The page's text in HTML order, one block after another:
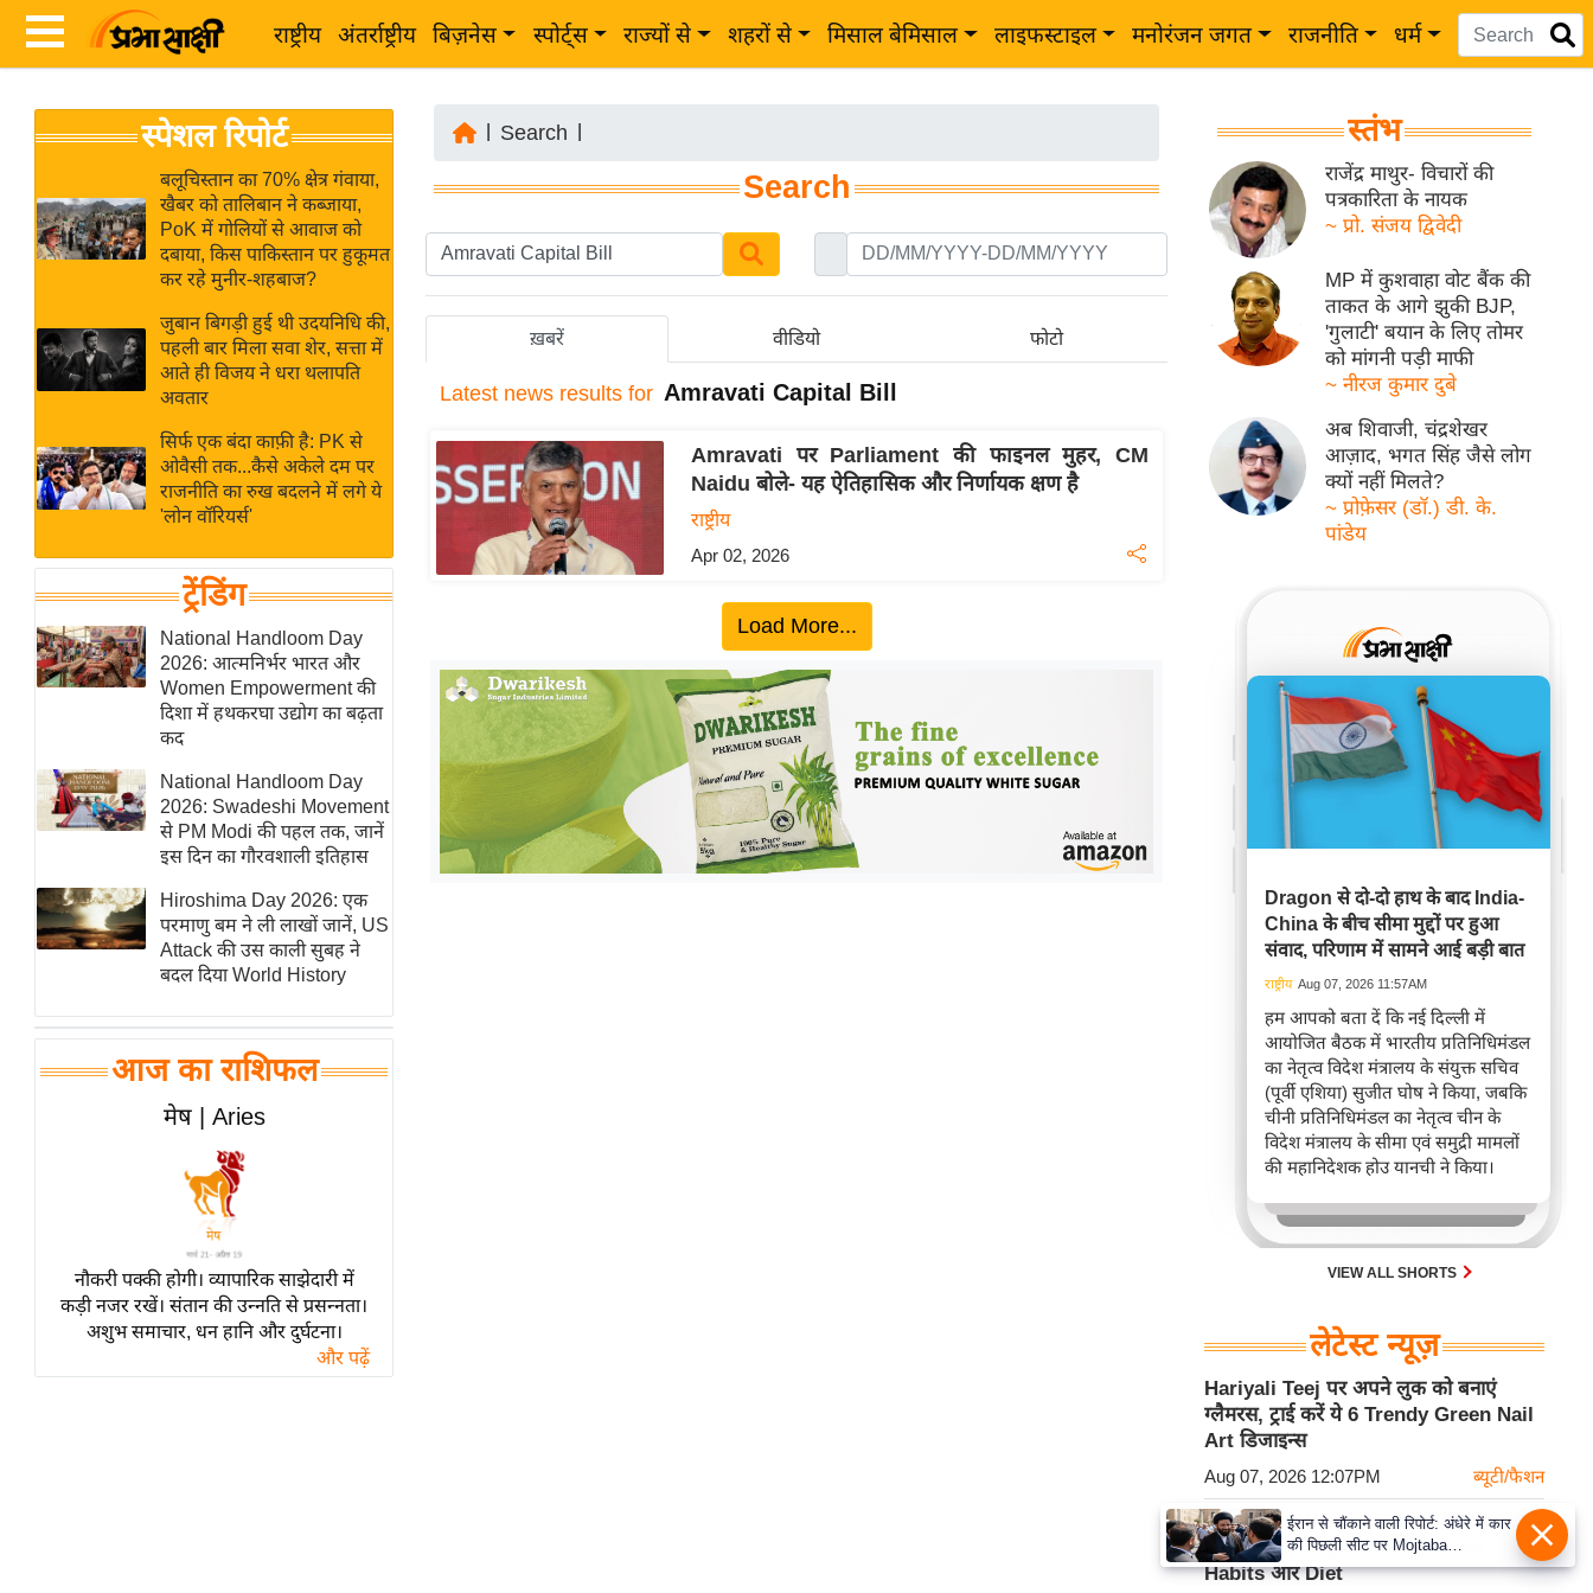
राष्ट्रीय अंतर्राष्ट्रीय बिज़नेस स्पोर्ट्स राज्यों से शहरों से मिसाल बेमिसाल लाइफस्टाइल मनोरंजन जगत राजनीति धर्म
News
Hindi
Hindi
Live
News in
Hindi
News
Hindi
Videos
ब
र
अंतर्राष्ट्रीय
बिज़नेस
उद्योग
विशेषज्ञ
राय
खेल
क्रिकेट
IPL
2026
मिसाल बेमिसाल
शख्सियत
यंग इंडिया
साहित्य जगत
ऑटो वर्ल्ड
न्यूज ब्रीफ
बॉलीवुड
हॉलीवुड
फिल्म समीक्षा
लाइफस्टाइल
टेक्नॉलॉजी
ब्यूटी/फैशन
घरेलू नुस्खे
स्पेशल रिपोर्ट
बलूचिस्तान का 70% क्षेत्र गंवाया,
खैबर को तालिबान ने कब्जाया,
PoK में गोलियों से आवाज को
दबाया, किस पाकिस्तान पर हुकूमत
कर रहे मुनीर-शहबाज?
जुबान बिगड़ी हुई थी उदयनिधि की,
पहली बार मिला सवा शेर, सत्ता में
आते ही विजय ने धरा थलापति
अवतार
सिर्फ एक बंदा काफ़ी है: PK से
ओवैसी तक...कैसे अकेले दम पर
राजनीति का रुख बदलने में लगे ये
'लोन वॉरियर्स'
ट्रेंडिंग
National Handloom Day
2026: आत्मनिर्भर भारत और
Women Empowerment की
दिशा में हथकरघा उद्योग का बढ़ता
कद
National Handloom Day
2026: Swadeshi Movement
से PM Modi की पहल तक, जानें
इस दिन का गौरवशाली इतिहास
Hiroshima Day 2026: एक
परमाणु बम ने ली लाखों जानें, US
Attack की उस काली सुबह ने
बदल दिया World History
आज का राशिफल
मेष | Aries
नौकरी पक्की होगी। व्यापारिक साझेदारी में
कड़ी नजर रखें। संतान की उन्नति से प्रसन्नता।
अशुभ समाचार, धन हानि और दुर्घटना।
और पढ़ें
Search
Search
ख़बरें वीडियो फोटो
Latest news results for Amravati Capital Bill
Amravati पर Parliament की फाइनल मुहर, CM
Naidu बोले- यह ऐतिहासिक और निर्णायक क्षण है
राष्ट्रीय
Apr 02, 2026
Load More...
स्तंभ
राजेंद्र माथुर- विचारों की
पत्रकारिता के नायक
~ प्रो. संजय द्विवेदी
MP में कुशवाहा वोट बैंक की
ताकत के आगे झुकी BJP,
'गुलाटी' बयान के लिए तोमर
को मांगनी पड़ी माफी
~ नीरज कुमार दुबे
अब शिवाजी, चंद्रशेखर
आज़ाद, भगत सिंह जैसे लोग
क्यों नहीं मिलते?
~ प्रोफ़ेसर (डॉ.) डी. के.
पांडेय
Dragon से दो-दो हाथ के बाद India-
China के बीच सीमा मुद्दों पर हुआ
संवाद, परिणाम में सामने आई बड़ी बात
राष्ट्रीय Aug 07, 2026 11:57AM
हम आपको बता दें कि नई दिल्ली में
आयोजित बैठक में भारतीय प्रतिनिधिमंडल
का नेतृत्व विदेश मंत्रालय के संयुक्त सचिव
(पूर्वी एशिया) सुजीत घोष ने किया, जबकि
चीनी प्रतिनिधिमंडल का नेतृत्व चीन के
विदेश मंत्रालय के सीमा एवं समुद्री मामलों
की महानिदेशक होउ यानची ने किया।
VIEW ALL SHORTS
लेटेस्ट न्यूज़
Hariyali Teej पर अपने लुक को बनाएं
ग्लैमरस, ट्राई करें ये 6 Trendy Green Nail
Art डिजाइन्स
Aug 07, 2026 12:07PM ब्यूटी/फैशन
Monsoon Health Tips: सावन में कमजोर
Digestion को दुरुस्त रखेंगे ये Food
Habits और Diet
ईरान से चौंकाने वाली रिपोर्ट: अंधेरे में कार
की पिछली सीट पर Mojtaba
Khamenei से मिले राष्ट्रपति, पहचान